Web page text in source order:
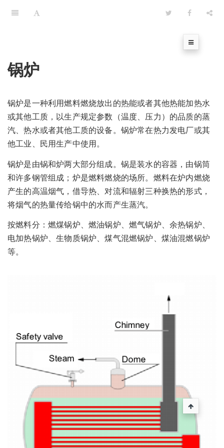
锅炉
锅炉是一种利用燃料燃烧放出的热能或者其他热能加热水
或其他工质，以生产规定参数（温度、压力）的品质的蒸
汽、热水或者其他工质的设备。锅炉常在热力发电厂或其
他工业、民用生产中使用。
锅炉是由锅和炉两大部分组成。锅是装水的容器，由锅筒
和许多钢管组成；炉是燃料燃烧的场所。燃料在炉内燃烧
产生的高温烟气，借导热、对流和辐射三种换热的形式，
将烟气的热量传给锅中的水而产生蒸汽。
按燃料分：燃煤锅炉、燃油锅炉、燃气锅炉、余热锅炉、
电加热锅炉、生物质锅炉、煤气混燃锅炉、煤油混燃锅炉
等。